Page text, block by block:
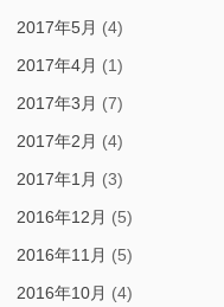
2017年5月 (4)
2017年4月 (1)
2017年3月 (7)
2017年2月 (4)
2017年1月 (3)
2016年12月 (5)
2016年11月 (5)
2016年10月 (4)